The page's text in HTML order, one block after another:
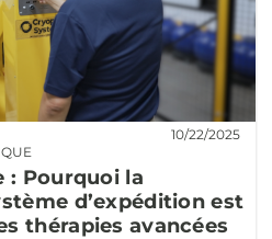
10/22/2025
: Pourquoi la
d’expédition est
thérapies avancées